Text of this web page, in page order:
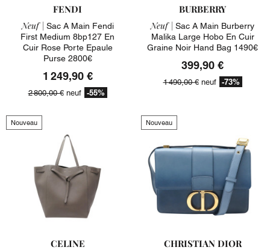
FENDI
Neuf | Sac A Main Fendi
First Medium 8bp127 En
Cuir Rose Porte Epaule
Purse 2800€
1 249,90 €
2 800,00 €neuf -55%
BURBERRY
Neuf | Sac A Main Burberry
Malika Large Hobo En Cuir
Graine Noir Hand Bag 1490€
399,90 €
1 490,00 €neuf -73%
Nouveau
CELINE
Nouveau
CHRISTIAN DIOR